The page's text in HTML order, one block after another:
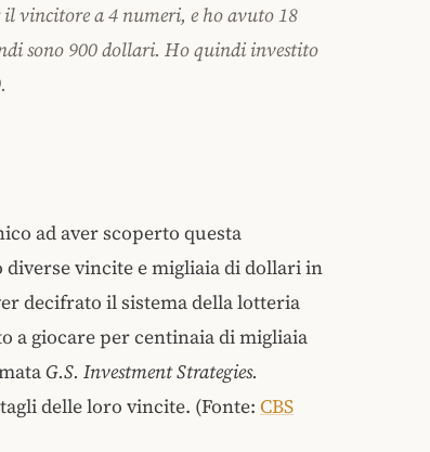
vincitore a 4 numeri, e ho avuto 18
sono 900 dollari. Ho quindi investito
ad aver scoperto questa
diverse vincite e migliaia di dollari in
decifrato il sistema della lotteria
a giocare per centinaia di migliaia
G.S. Investment Strategies.
delle loro vincite. (Fonte: CBS